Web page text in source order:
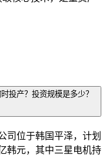
投产？投资规模是多少？
司位于韩国平泽，计划
韩元，其中三星电机持